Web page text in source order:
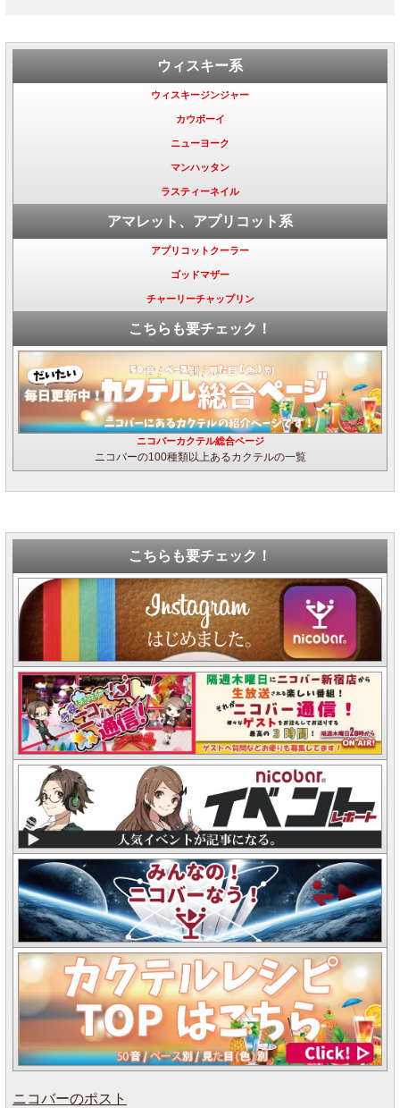
ウィスキー系
ウィスキージンジャー
カウボーイ
ニューヨーク
マンハッタン
ラスティーネイル
アマレット、アプリコット系
アプリコットクーラー
ゴッドマザー
チャーリーチャップリン
こちらも要チェック！
ニコバーカクテル総合ページ
ニコバーの100種類以上あるカクテルの一覧
こちらも要チェック！
ニコバーのポスト